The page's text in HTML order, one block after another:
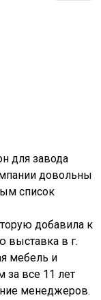
для завода
довольны
список
добавила к
выставка в г.
мебель и
за все 11 лет
менеджеров.